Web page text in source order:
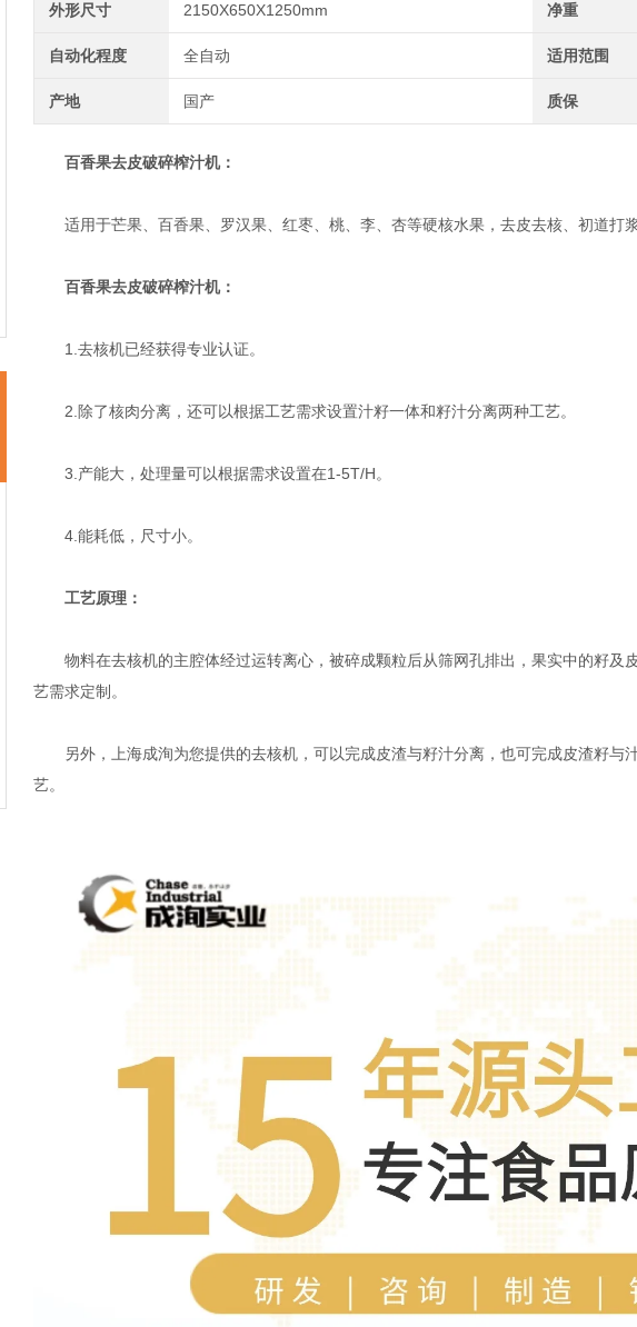
外形尺寸 2150X650X1250mm 净重
自动化程度 全自动 适用范围
产地 国产 质保
百香果去皮破碎榨汁机：
适用于芒果、百香果、罗汉果、红枣、桃、李、杏等硬核水果，去皮去核、初道打浆
百香果去皮破碎榨汁机：
1.去核机已经获得专业认证。
2.除了核肉分离，还可以根据工艺需求设置汁籽一体和籽汁分离两种工艺。
3.产能大，处理量可以根据需求设置在1-5T/H。
4.能耗低，尺寸小。
工艺原理：
物料在去核机的主腔体经过运转离心，被碎成颗粒后从筛网孔排出，果实中的籽及
艺需求定制。
另外，上海成洵为您提供的去核机，可以完成皮渣与籽汁分离，也可完成皮渣籽与
艺。